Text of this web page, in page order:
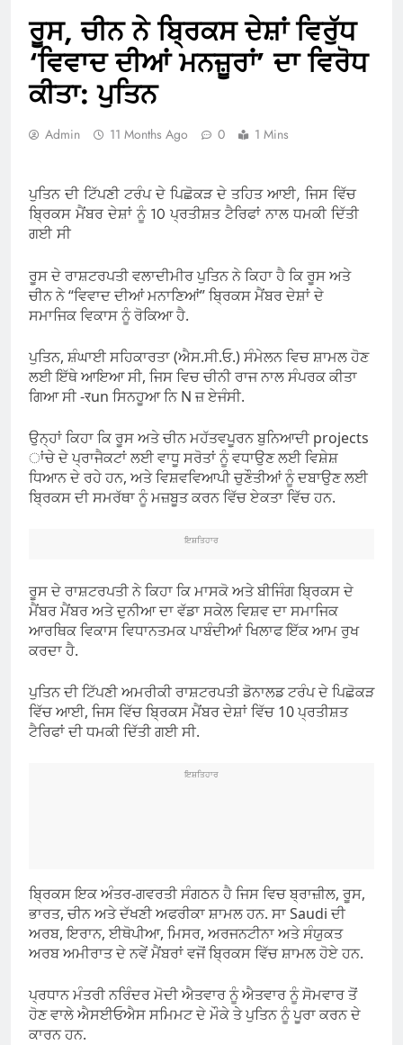
ਰੂਸ, ਚੀਨ ਨੇ ਬ੍ਰਿਕਸ ਦੇਸ਼ਾਂ ਵਿਰੁੱਧ
‘ਵਿਵਾਦ ਦੀਆਂ ਮਨਜ਼ੂਰਾਂ’ ਦਾ ਵਿਰੋਧ
ਕੀਤਾ: ਪੁਤਿਨ
Admin 11 Months Ago 0 1 Mins
ਪੁਤਿਨ ਦੀ ਟਿੱਪਣੀ ਟਰੰਪ ਦੇ ਪਿਛੋਕੜ ਦੇ ਤਹਿਤ ਆਈ, ਜਿਸ ਵਿੱਚ
ਬ੍ਰਿਕਸ ਮੈਂਬਰ ਦੇਸ਼ਾਂ ਨੂੰ 10 ਪ੍ਰਤੀਸ਼ਤ ਟੈਰਿਫਾਂ ਨਾਲ ਧਮਕੀ ਦਿੱਤੀ
ਗਈ ਸੀ
ਰੂਸ ਦੇ ਰਾਸ਼ਟਰਪਤੀ ਵਲਾਦੀਮੀਰ ਪੁਤਿਨ ਨੇ ਕਿਹਾ ਹੈ ਕਿ ਰੂਸ ਅਤੇ
ਚੀਨ ਨੇ “ਵਿਵਾਦ ਦੀਆਂ ਮਨਾਣਿਆਂ” ਬ੍ਰਿਕਸ ਮੈਂਬਰ ਦੇਸ਼ਾਂ ਦੇ
ਸਮਾਜਿਕ ਵਿਕਾਸ ਨੂੰ ਰੋਕਿਆ ਹੈ.
ਪੁਤਿਨ, ਸ਼ੰਘਾਈ ਸਹਿਕਾਰਤਾ (ਐਸ.ਸੀ.ਓ.) ਸੰਮੇਲਨ ਵਿਚ ਸ਼ਾਮਲ ਹੋਣ
ਲਈ ਇੱਥੇ ਆਇਆ ਸੀ, ਜਿਸ ਵਿਚ ਚੀਨੀ ਰਾਜ ਨਾਲ ਸੰਪਰਕ ਕੀਤਾ
ਗਿਆ ਸੀ -रun ਸਿਨਹੂਆ ਨਿ N ਜ਼ ਏਜੰਸੀ.
ਉਨ੍ਹਾਂ ਕਿਹਾ ਕਿ ਰੂਸ ਅਤੇ ਚੀਨ ਮਹੱਤਵਪੂਰਨ ਬੁਨਿਆਦੀ projects
ਾਂਚੇ ਦੇ ਪ੍ਰਾਜੈਕਟਾਂ ਲਈ ਵਾਧੂ ਸਰੋਤਾਂ ਨੂੰ ਵਧਾਉਣ ਲਈ ਵਿਸ਼ੇਸ਼
ਧਿਆਨ ਦੇ ਰਹੇ ਹਨ, ਅਤੇ ਵਿਸ਼ਵਵਿਆਪੀ ਚੁਣੌਤੀਆਂ ਨੂੰ ਦਬਾਉਣ ਲਈ
ਬ੍ਰਿਕਸ ਦੀ ਸਮਰੱਥਾ ਨੂੰ ਮਜ਼ਬੂਤ ​​ਕਰਨ ਵਿੱਚ ਏਕਤਾ ਵਿੱਚ ਹਨ.
ਇਸ਼ਤਿਹਾਰ
ਰੂਸ ਦੇ ਰਾਸ਼ਟਰਪਤੀ ਨੇ ਕਿਹਾ ਕਿ ਮਾਸਕੋ ਅਤੇ ਬੀਜਿੰਗ ਬ੍ਰਿਕਸ ਦੇ
ਮੈਂਬਰ ਮੈਂਬਰ ਅਤੇ ਦੁਨੀਆ ਦਾ ਵੱਡਾ ਸਕੇਲ ਵਿਸ਼ਵ ਦਾ ਸਮਾਜਿਕ
ਆਰਥਿਕ ਵਿਕਾਸ ਵਿਧਾਨਤਮਕ ਪਾਬੰਦੀਆਂ ਖਿਲਾਫ ਇੱਕ ਆਮ ਰੁਖ
ਕਰਦਾ ਹੈ.
ਪੁਤਿਨ ਦੀ ਟਿੱਪਣੀ ਅਮਰੀਕੀ ਰਾਸ਼ਟਰਪਤੀ ਡੋਨਾਲਡ ਟਰੰਪ ਦੇ ਪਿਛੋਕੜ
ਵਿੱਚ ਆਈ, ਜਿਸ ਵਿੱਚ ਬ੍ਰਿਕਸ ਮੈਂਬਰ ਦੇਸ਼ਾਂ ਵਿੱਚ 10 ਪ੍ਰਤੀਸ਼ਤ
ਟੈਰਿਫਾਂ ਦੀ ਧਮਕੀ ਦਿੱਤੀ ਗਈ ਸੀ.
ਇਸ਼ਤਿਹਾਰ
ਬ੍ਰਿਕਸ ਇਕ ਅੰਤਰ-ਗਵਰਤੀ ਸੰਗਠਨ ਹੈ ਜਿਸ ਵਿਚ ਬ੍ਰਾਜ਼ੀਲ, ਰੂਸ,
ਭਾਰਤ, ਚੀਨ ਅਤੇ ਦੱਖਣੀ ਅਫਰੀਕਾ ਸ਼ਾਮਲ ਹਨ. ਸਾ Saudi ਦੀ
ਅਰਬ, ਇਰਾਨ, ਈਥੋਪੀਆ, ਮਿਸਰ, ਅਰਜਨਟੀਨਾ ਅਤੇ ਸੰਯੁਕਤ
ਅਰਬ ਅਮੀਰਾਤ ਦੇ ਨਵੇਂ ਮੈਂਬਰਾਂ ਵਜੋਂ ਬ੍ਰਿਕਸ ਵਿੱਚ ਸ਼ਾਮਲ ਹੋਏ ਹਨ.
ਪ੍ਰਧਾਨ ਮੰਤਰੀ ਨਰਿੰਦਰ ਮੋਦੀ ਐਤਵਾਰ ਨੂੰ ਐਤਵਾਰ ਨੂੰ ਸੋਮਵਾਰ ਤੋਂ
ਹੋਣ ਵਾਲੇ ਐਸਈਓਐਸ ਸਮਿਮਟ ਦੇ ਮੌਕੇ ਤੇ ਪੁਤਿਨ ਨੂੰ ਪੂਰਾ ਕਰਨ ਦੇ
ਕਾਰਨ ਹਨ.